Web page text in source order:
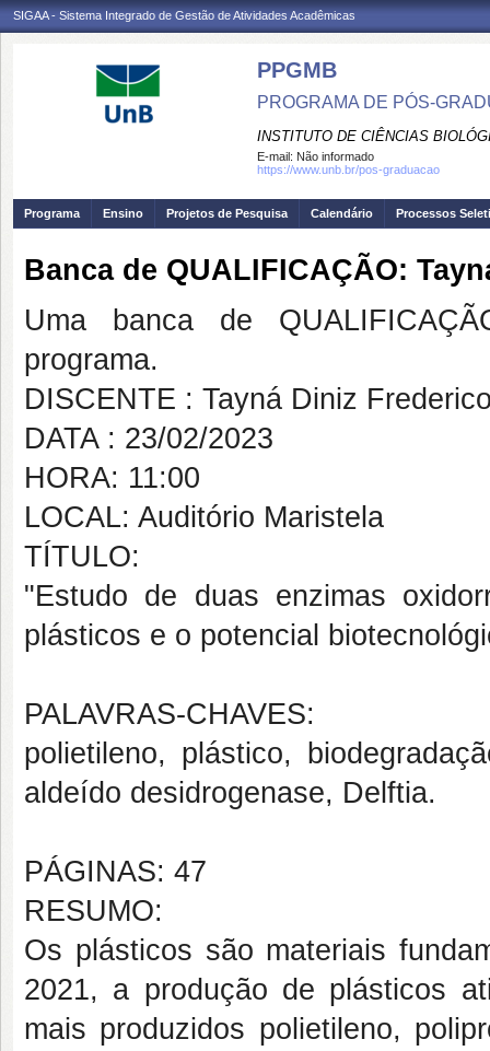
SIGAA - Sistema Integrado de Gestão de Atividades Acadêmicas
PPGMB
PROGRAMA DE PÓS-
INSTITUTO DE CIÊNCIAS
E-mail: Não informado
https://www.unb.br/pos-graduacao
Programa Ensino Projetos de Pesquisa Calendário Processos
Banca de QUALIFICAÇÃO:
Uma banca de
programa.
DISCENTE : Tayná Diniz
DATA : 23/02/2023
HORA: 11:00
LOCAL: Auditório Maristela
TÍTULO:
"Estudo de duas enzimas
plásticos e o potencial
PALAVRAS-CHAVES:
polietileno, plástico,
aldeído desidrogenase, Delftia.
PÁGINAS: 47
RESUMO:
Os plásticos são materiais
2021, a produção de plásticos
mais produzidos polietileno,